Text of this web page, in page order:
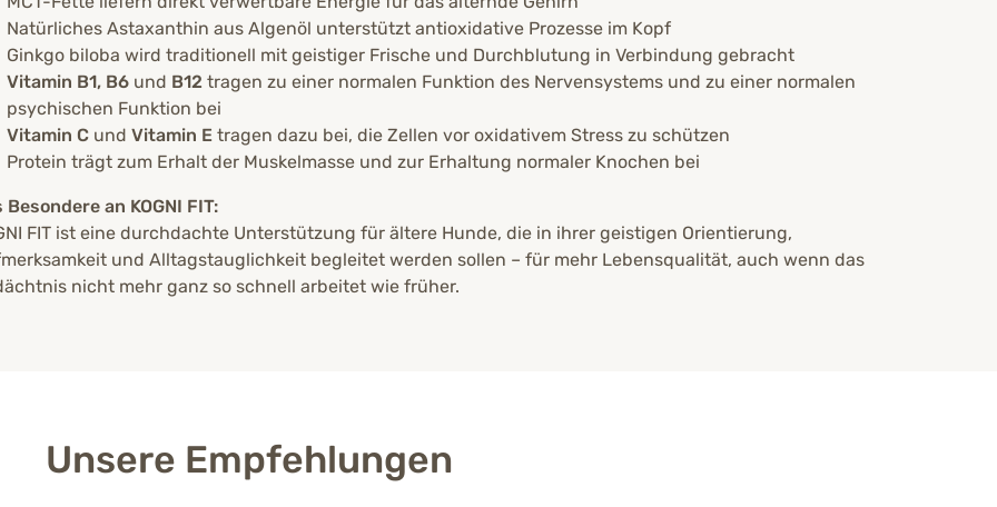
Natürliches Astaxanthin aus Algenöl unterstützt antioxidative Prozesse im Kopf
Ginkgo biloba wird traditionell mit geistiger Frische und Durchblutung in Verbindung gebracht
Vitamin B1, B6 und B12 tragen zu einer normalen Funktion des Nervensystems und zu einer normalen
psychischen Funktion bei
Vitamin C und Vitamin E tragen dazu bei, die Zellen vor oxidativem Stress zu schützen
Protein trägt zum Erhalt der Muskelmasse und zur Erhaltung normaler Knochen bei
Besondere an KOGNI FIT:
FIT ist eine durchdachte Unterstützung für ältere Hunde, die in ihrer geistigen Orientierung,
und Alltagstauglichkeit begleitet werden sollen – für mehr Lebensqualität, auch wenn das
nicht mehr ganz so schnell arbeitet wie früher.
Unsere Empfehlungen